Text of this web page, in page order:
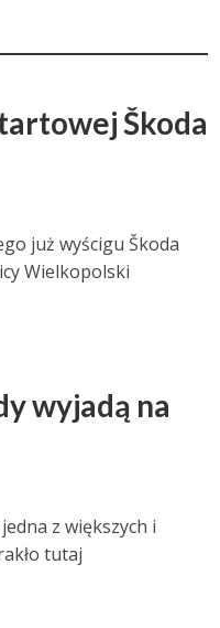
Škoda
już wyścigu Škoda
Wielkopolski
wyjadą na
z większych i
tutaj